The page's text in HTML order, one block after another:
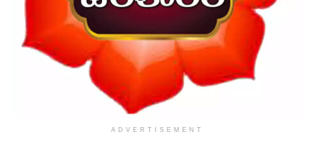
ADVERTISEMENT